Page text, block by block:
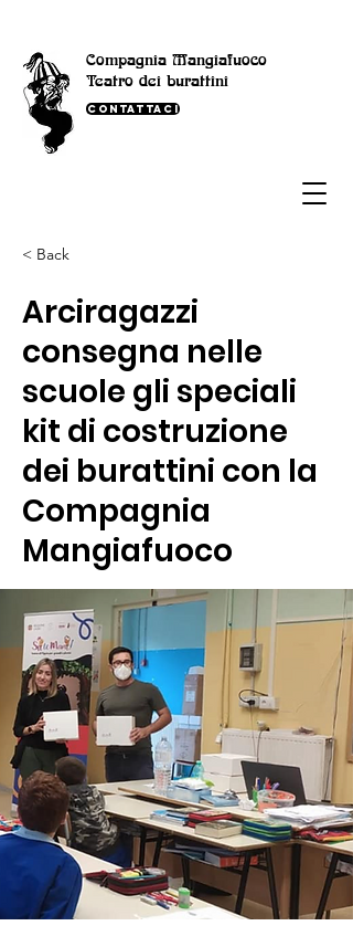
Compagnia Mangiafuoco
Teatro dei burattini
Contattaci
< Back
Arciragazzi
consegna nelle
scuole gli speciali
kit di costruzione
dei burattini con la
Compagnia
Mangiafuoco